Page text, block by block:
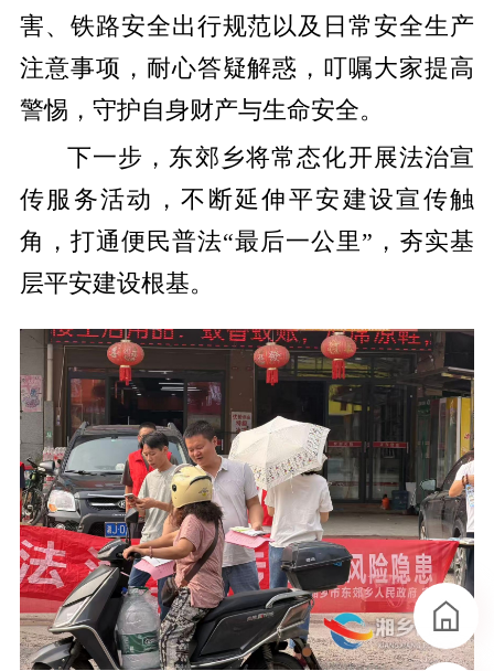
害、铁路安全出行规范以及日常安全生产
注意事项，耐心答疑解惑，叮嘱大家提高
警惕，守护自身财产与生命安全。
下一步，东郊乡将常态化开展法治宣
传服务活动，不断延伸平安建设宣传触
角，打通便民普法“最后一公里”，夯实基
层平安建设根基。